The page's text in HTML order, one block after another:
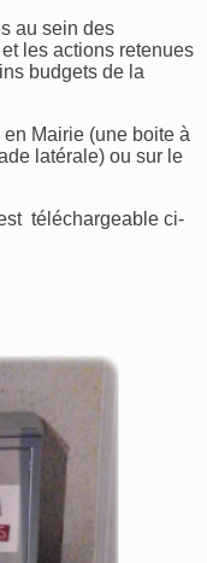
au sein des
les actions retenues
budgets de la
Mairie (une boite à
latérale) ou sur le
téléchargeable ci-